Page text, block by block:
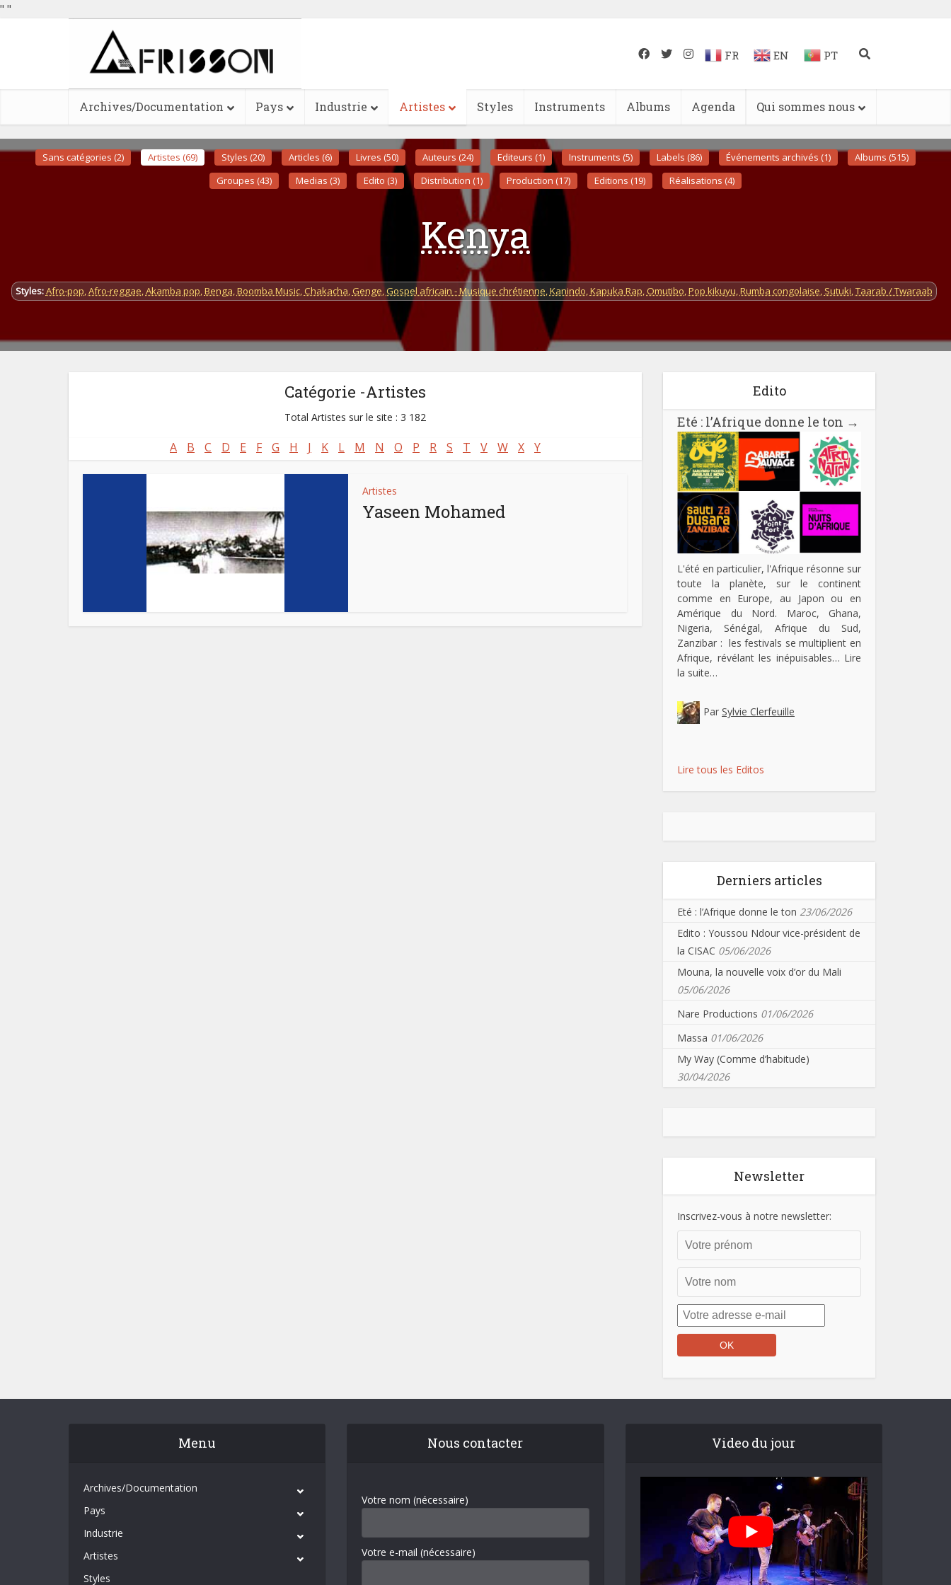
" "
FR EN PT
Archives/Documentation Pays Industrie Artistes Styles Instruments Albums Agenda Qui sommes nous
Sans catégories (2) Artistes (69) Styles (20) Articles (6) Livres (50) Auteurs (24) Editeurs (1) Instruments (5) Labels (86) Événements archivés (1)
Albums (515)
Groupes (43)
Medias (3) Edito (3) Distribution (1) Production (17) Editions (19) Réalisations (4)
Kenya
Styles:Afro-pop,Afro-reggae,Akamba pop,Benga,Boomba Music,Chakacha,Genge,Gospel africain - Musique chrétienne,Kanindo,Kapuka Rap,Omutibo,Pop kikuyu,Rumba congolaise, Sutuki,Taarab / Twaraab
Catégorie -Artistes
Total Artistes sur le site : 3 182
A B C D E F G H J K L M N O P R S T V W X Y
Artistes
Yaseen Mohamed
Edito
Eté : l’Afrique donne le ton →
L'été en particulier, l'Afrique résonne sur
toute la planète, sur le continent
comme en Europe, au Japon ou en
Amérique du Nord. Maroc, Ghana,
Nigeria, Sénégal, Afrique du Sud,
Zanzibar : les festivals se multiplient en
Afrique, révélant les inépuisables… Lire
la suite…
Par Sylvie Clerfeuille
Lire tous les Editos
Derniers articles
Eté : l’Afrique donne le ton 23/06/2026
Edito : Youssou Ndour vice-président de
la CISAC 05/06/2026
Mouna, la nouvelle voix d’or du Mali
05/06/2026
Nare Productions 01/06/2026
Massa 01/06/2026
My Way (Comme d’habitude)
30/04/2026
Newsletter
Inscrivez-vous à notre newsletter:
Menu
Archives/Documentation
Pays
Industrie
Artistes
Styles
Nous contacter
Votre nom (nécessaire)
Votre e-mail (nécessaire)
Video du jour